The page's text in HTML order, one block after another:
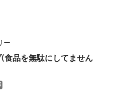
ー
食品を無駄にしてません